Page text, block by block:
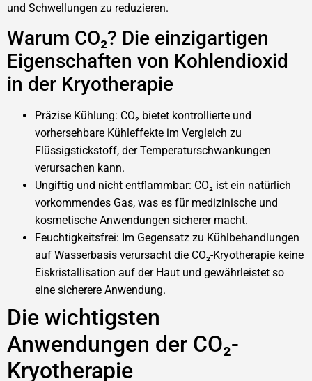
und Schwellungen zu reduzieren.
Warum CO₂? Die einzigartigen
Eigenschaften von Kohlendioxid
in der Kryotherapie
Präzise Kühlung: CO₂ bietet kontrollierte und
vorhersehbare Kühleffekte im Vergleich zu
Flüssigstickstoff, der Temperaturschwankungen
verursachen kann.
Ungiftig und nicht entflammbar: CO₂ ist ein natürlich
vorkommendes Gas, was es für medizinische und
kosmetische Anwendungen sicherer macht.
Feuchtigkeitsfrei: Im Gegensatz zu Kühlbehandlungen
auf Wasserbasis verursacht die CO₂-Kryotherapie keine
Eiskristallisation auf der Haut und gewährleistet so
eine sicherere Anwendung.
Die wichtigsten
Anwendungen der CO₂-
Kryotherapie